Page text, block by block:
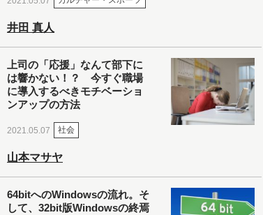
井田 真人
上司の「応援」なんて部下に
は響かない！？ 今すぐ職場
に導入するべきモチベーショ
ンアップの方法
2021.05.07 社会
山本マサヤ
64bitへのWindowsの流れ。そ
して、32bit版Windowsの終焉